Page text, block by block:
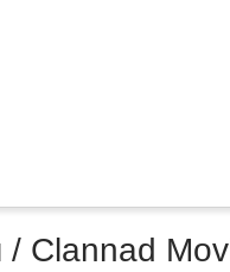
Clannad